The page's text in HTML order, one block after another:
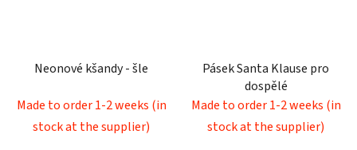
Neonové kšandy - šle
Made to order 1-2 weeks (in
stock at the supplier)
Pásek Santa Klause pro
dospělé
Made to order 1-2 weeks (in
stock at the supplier)